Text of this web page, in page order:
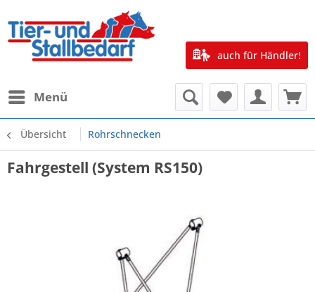
Menü
auch für Händler!
Übersicht Rohrschnecken
Fahrgestell (System RS150)